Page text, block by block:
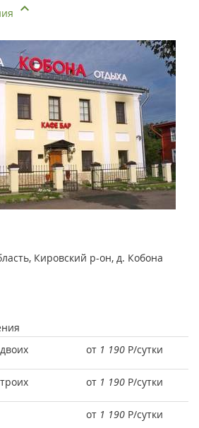
Кировский р-он, д. Кобона
от 1 190 Р/сутки
от 1 190 Р/сутки
от 1 190 Р/сутки